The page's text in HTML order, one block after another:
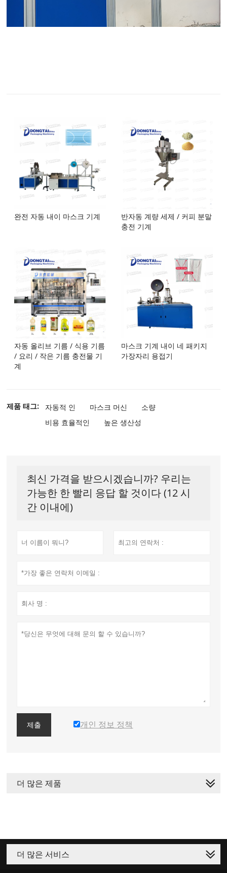
완전 자동 내이 마스크 기계
반자동 계량 세제 / 커피 분말
충전 기계
자동 올리브 기름 / 식용 기름
/ 요리 / 작은 기름 충전물 기
계
마스크 기계 내이 네 패키지
가장자리 용접기
제품 태그: 자동적 인 마스크 머신
소량
비용 효율적인
높은 생산성
최신 가격을 받으시겠습니까? 우리는
가능한 한 빨리 응답 할 것이다 (12 시
간 이내에)
제출 개인 정보 정책
더 많은 제품
더 많은 서비스